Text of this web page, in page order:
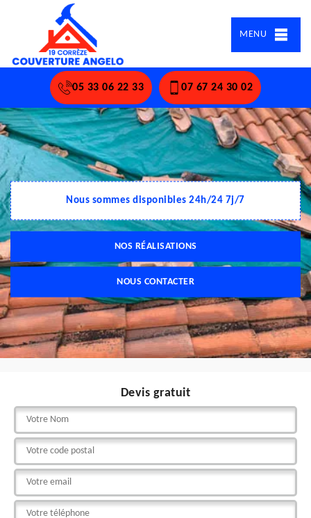
MENU
05 33 06 22 33 07 67 24 30 02
Nous sommes disponibles 24h/24 7j/7
NOS RÉALISATIONS
NOUS CONTACTER
Devis gratuit